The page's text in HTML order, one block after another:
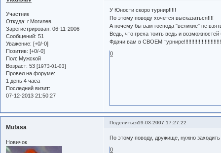
Участник
Откуда: г.Могилев
Зарегистрирован: 06-11-2006
Сообщений: 51
Уважение: [+0/-0]
Позитив: [+0/-0]
Пол: Мужской
Возраст: 53 [1973-01-03]
Провел на форуме:
1 день 4 часа
Последний визит:
07-12-2013 21:50:27
У Юности скоро турнир!!!!!
По этому поводу хочется высказаться!!!!
А почему бы вам господа "великие" не
Ведь, что греха тоить ведь и
Фдачи вам в СВОЕМ
0
Поделиться19-03-2007 17:27:22
Mufasa
Новичок
По этому поводу, дружище, нужно
0